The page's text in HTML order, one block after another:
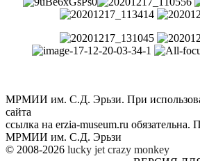
МРМИИ им. С.Д. Эрьзи. При
сайта
ссылка на erzia-museum.ru обязательна.
МРМИИ им. С.Д. Эрьзи
© 2008-2026 lucky jet crazy monkey